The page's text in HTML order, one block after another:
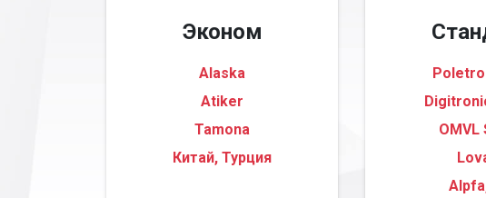
Эконом
Alaska
Atiker
Tamona
Китай, Турция
OMVL